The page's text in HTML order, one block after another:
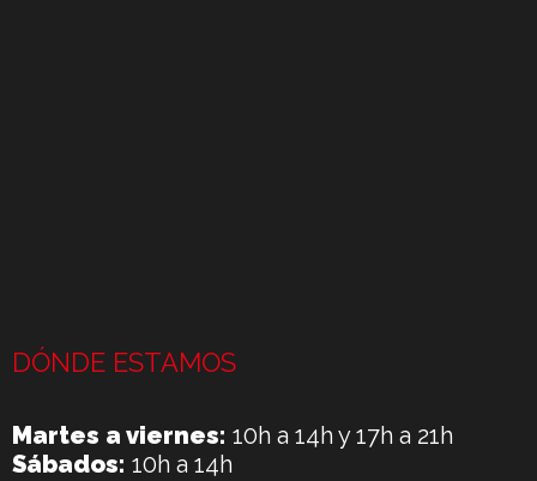
DÓNDE ESTAMOS
Martes a viernes: 10h a 14h y 17h a 21h
Sábados: 10h a 14h